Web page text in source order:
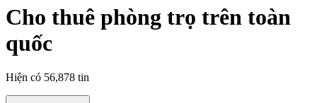
Cho thuê phòng trọ trên toàn
quốc
Hiện có 56,878 tin